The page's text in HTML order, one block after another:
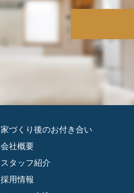
家づくり後のお付き合い
会社概要
スタッフ紹介
採用情報